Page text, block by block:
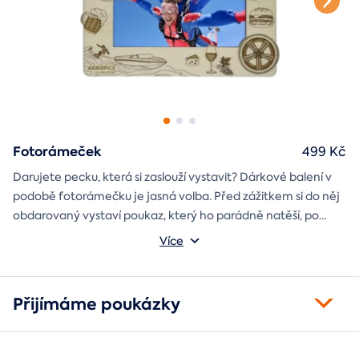
Fotorámeček
Darujete pecku, která si zaslouží vystavit? Dárkové balení v
podobě fotorámečku je jasná volba. Před zážitkem si do něj
obdarovaný vystaví poukaz, který ho parádně natěší, po
absolvování do rámečku poputuje fotka ze zážitku, která při
Můžete vybrat z motivů balónový, tunelový a univerzální
Více
499 Kč
Přijímáme poukázky